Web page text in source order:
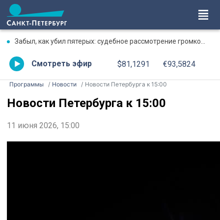
Забыл, как убил пятерых: судебное рассмотрение громкого дела о массовом убийстве в Липной Горке приостановлено
Смотреть эфир $81,1291 €93,5824
Программы Новости Новости Петербурга к 15:00
Новости Петербурга к 15:00
11 июня 2026, 15:00